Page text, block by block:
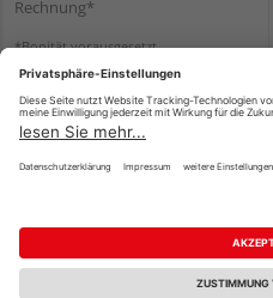
Rechnung*
*Bonität vorausgesetzt
Impressum Datenschutz
Barrierefreiheitserklärung